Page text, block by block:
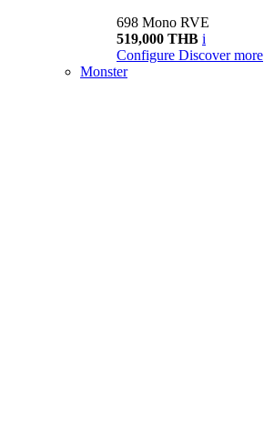
698 Mono RVE
519,000 THB i
Configure Discover more
Monster